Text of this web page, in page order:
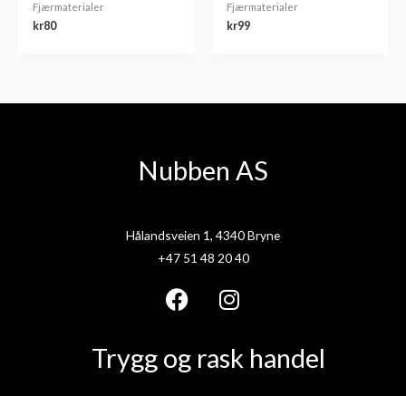
Fjærmaterialer
kr80
Fjærmaterialer
kr99
Nubben AS
Hålandsveien 1, 4340 Bryne
+47 51 48 20 40
F
c
I
s
Trygg og rask handel